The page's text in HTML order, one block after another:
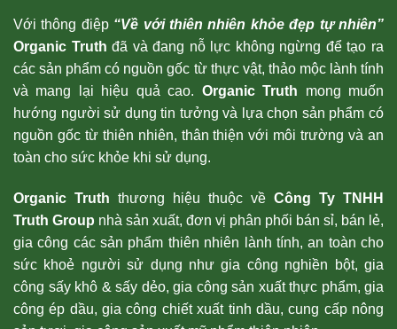
Với thông điệp “Về với thiên nhiên khỏe đẹp tự nhiên”
Organic Truth đã và đang nỗ lực không ngừng để tạo ra
các sản phẩm có nguồn gốc từ thực vật, thảo mộc lành tính
và mang lại hiệu quả cao. Organic Truth mong muốn
hướng người sử dụng tin tưởng và lựa chọn sản phẩm có
nguồn gốc từ thiên nhiên, thân thiện với môi trường và an
toàn cho sức khỏe khi sử dụng.
Organic Truth thương hiệu thuộc về Công Ty TNHH
Truth Group nhà sản xuất, đơn vị phân phối bán sỉ, bán lẻ,
gia công các sản phẩm thiên nhiên lành tính, an toàn cho
sức khoẻ người sử dụng như gia công nghiền bột, gia
công sấy khô & sấy dẻo, gia công sản xuất thực phẩm, gia
công ép dầu, gia công chiết xuất tinh dầu, cung cấp nông